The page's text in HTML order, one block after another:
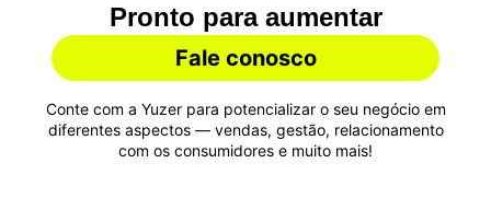
Pronto para aumentar
suas vendas?
Fale conosco
Conte com a Yuzer para potencializar o seu negócio em
diferentes aspectos — vendas, gestão, relacionamento
com os consumidores e muito mais!